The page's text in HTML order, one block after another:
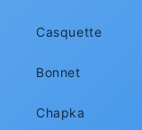
Casquette
Bonnet
Chapka